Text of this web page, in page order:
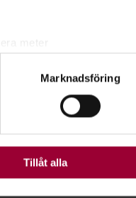
meter
. Du kan ändra
Vissa kakor är
Marknadsföring
Tillåt alla